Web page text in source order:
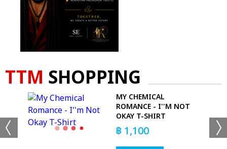
TTM SHOPPING
MY CHEMICAL
ROMANCE - I''M NOT
OKAY T-SHIRT
฿ 1,100